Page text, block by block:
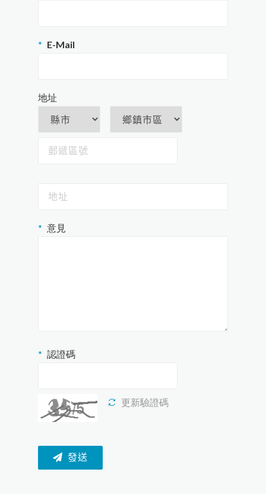
E-Mail
地址
意見
認證碼
更新驗證碼
發送